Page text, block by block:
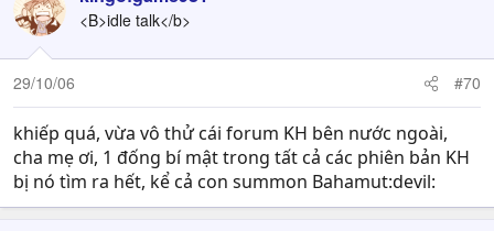
<B>idle talk</b>
29/10/06 #70
khiếp quá, vừa vô thử cái forum KH bên nước ngoài,
cha mẹ ơi, 1 đống bí mật trong tất cả các phiên bản KH
bị nó tìm ra hết, kể cả con summon Bahamut:devil: